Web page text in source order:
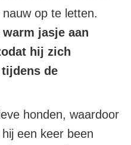
op te letten.
jasje aan
hij zich
de
honden, waardoor
een keer been